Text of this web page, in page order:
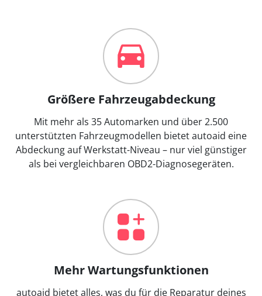
Größere Fahrzeugabdeckung
Mit mehr als 35 Automarken und über 2.500
unterstützten Fahrzeugmodellen bietet autoaid eine
Abdeckung auf Werkstatt-Niveau – nur viel günstiger
als bei vergleichbaren OBD2-Diagnosegeräten.
Mehr Wartungsfunktionen
autoaid bietet alles, was du für die Reparatur deines